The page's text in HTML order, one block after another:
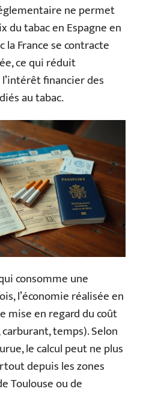
ne permet
du tabac en Espagne en
la France se contracte
ce qui réduit
financier des
au tabac.
consomme une
l’économie réalisée en
mise en regard du coût
temps). Selon
le calcul peut ne plus
depuis les zones
Toulouse ou de